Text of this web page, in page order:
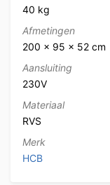
40 kg
Afmetingen
200 × 95 × 52 cm
Aansluiting
230V
Materiaal
RVS
Merk
HCB